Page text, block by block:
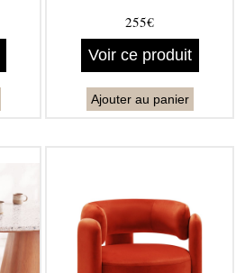
255€
Voir ce produit
Ajouter au panier